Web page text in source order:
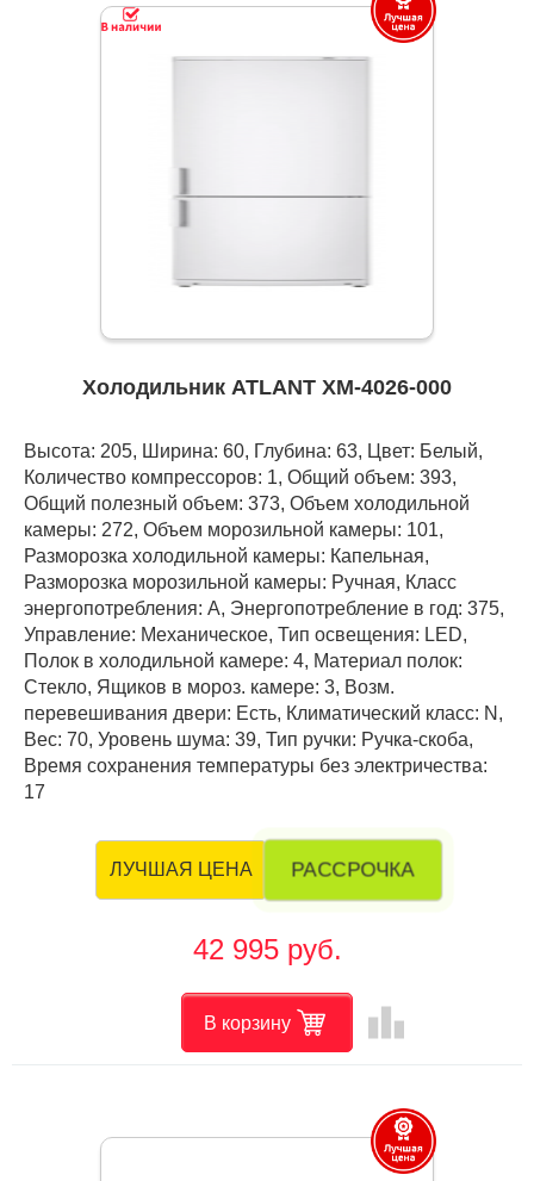
Холодильник ATLANT ХМ-4026-000
Высота: 205, Ширина: 60, Глубина: 63, Цвет: Белый,
Количество компрессоров: 1, Общий объем: 393,
Общий полезный объем: 373, Объем холодильной
камеры: 272, Объем морозильной камеры: 101,
Разморозка холодильной камеры: Капельная,
Разморозка морозильной камеры: Ручная, Класс
энергопотребления: А, Энергопотребление в год: 375,
Управление: Механическое, Тип освещения: LED,
Полок в холодильной камере: 4, Материал полок:
Стекло, Ящиков в мороз. камере: 3, Возм.
перевешивания двери: Есть, Климатический класс: N,
Вес: 70, Уровень шума: 39, Тип ручки: Ручка-скоба,
Время сохранения температуры без электричества:
17
ЛУЧШАЯ ЦЕНА РАССРОЧКА
42 995 руб.
В корзину leaderboard